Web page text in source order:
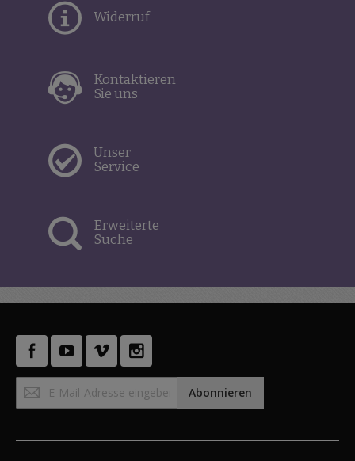
Widerruf
Kontaktieren
Sie uns
Unser
Service
Erweiterte
Suche
zum
Abonnieren